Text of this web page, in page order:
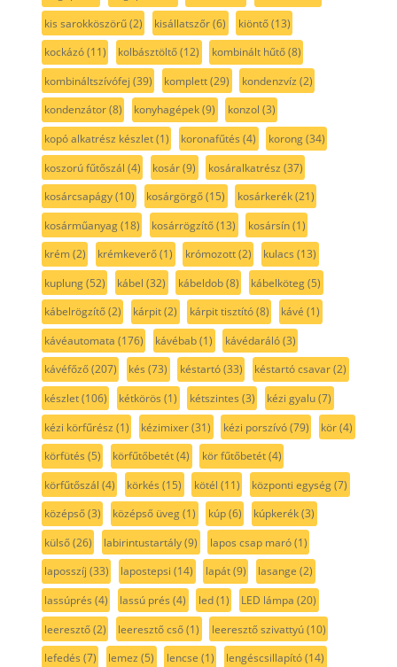
kis sarokköszörű(2) kisállatszőr(6) kiöntő(13)
kockázó(11) kolbásztöltő(12) kombinált hűtő(8)
kombináltszívófej (39) komplett(29) kondenzvíz (2)
kondenzátor(8) konyhagépek(9) konzol (3)
kopó alkatrész készlet(1) koronafűtés (4) korong(34)
koszorú fűtőszál (4) kosár(9) kosáralkatrész (37)
kosárcsapágy(10) kosárgörgő(15) kosárkerék(21)
kosárműanyag(18) kosárrögzítő(13) kosársín(1)
krém(2) krémkeverő(1) krómozott(2) kulacs (13)
kuplung(52) kábel (32) kábeldob(8) kábelköteg(5)
kábelrögzítő(2) kárpit(2) kárpit tisztító(8) kávé (1)
kávéautomata (176) kávébab(1) kávédaráló(3)
kávéfőző(207) kés (73) késtartó(33) késtartó csavar(2)
készlet(106) kétkörös (1) kétszintes (3) kézi gyalu(7)
kézi körfűrész (1) kézimixer(31) kézi porszívó(79) kör(4)
körfütés (5) körfűtőbetét(4) kör fűtőbetét(4)
körfűtőszál (4) körkés (15) kötél (11) központi egység(7)
középső(3) középső üveg(1) kúp(6) kúpkerék(3)
külső(26) labirintustartály(9) lapos csap maró(1)
laposszíj (33) lapostepsi (14) lapát(9) lasange (2)
lassúprés (4) lassú prés (4) led(1) LED lámpa (20)
leeresztő(2) leeresztő cső(1) leeresztő szivattyú(10)
lefedés (7) lemez (5) lencse (1) lengéscsillapító(14)